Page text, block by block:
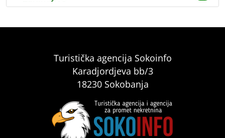
Turistička agencija Sokoinfo
Karadjordjeva bb/3
18230 Sokobanja